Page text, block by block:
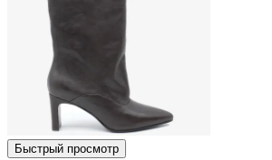
Быстрый просмотр